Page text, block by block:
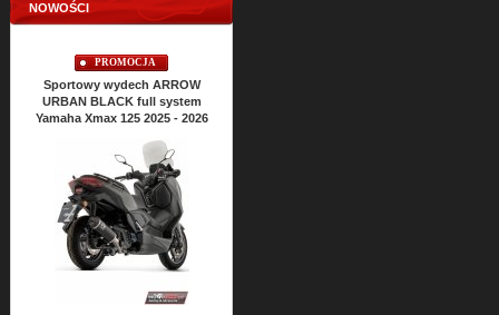
NOWOŚCI
PROMOCJA
Sportowy wydech ARROW
URBAN BLACK full system
Yamaha Xmax 125 2025 - 2026